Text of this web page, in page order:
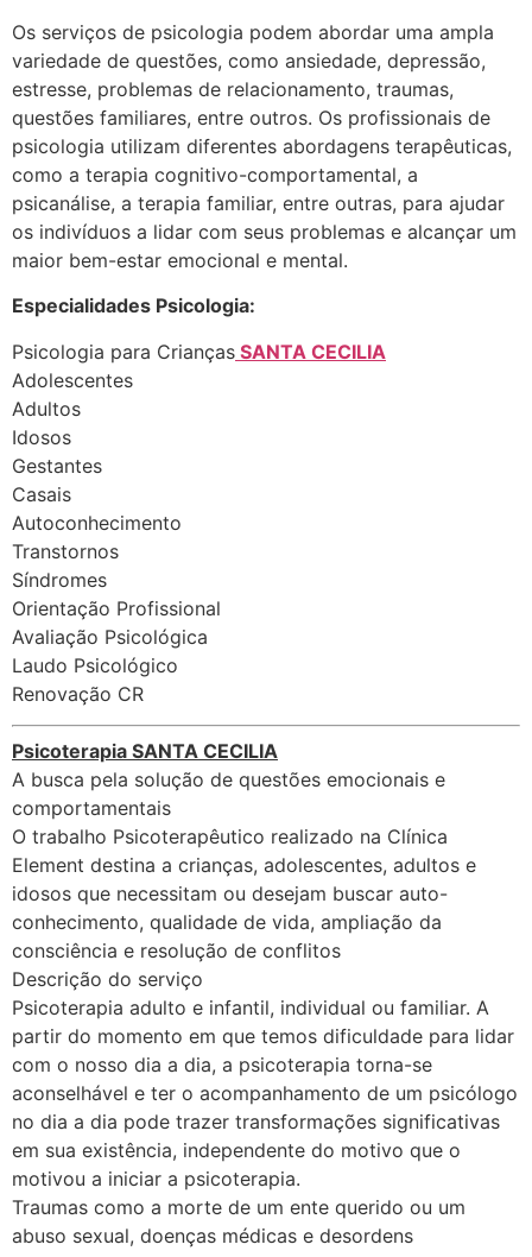
Os serviços de psicologia podem abordar uma ampla
variedade de questões, como ansiedade, depressão,
estresse, problemas de relacionamento, traumas,
questões familiares, entre outros. Os profissionais de
psicologia utilizam diferentes abordagens terapêuticas,
como a terapia cognitivo-comportamental, a
psicanálise, a terapia familiar, entre outras, para ajudar
os indivíduos a lidar com seus problemas e alcançar um
maior bem-estar emocional e mental.
Especialidades Psicologia:
Psicologia para Crianças SANTA CECILIA
Adolescentes
Adultos
Idosos
Gestantes
Casais
Autoconhecimento
Transtornos
Síndromes
Orientação Profissional
Avaliação Psicológica
Laudo Psicológico
Renovação CR
Psicoterapia SANTA CECILIA
A busca pela solução de questões emocionais e
comportamentais
O trabalho Psicoterapêutico realizado na Clínica
Element destina a crianças, adolescentes, adultos e
idosos que necessitam ou desejam buscar auto-
conhecimento, qualidade de vida, ampliação da
consciência e resolução de conflitos
Descrição do serviço
Psicoterapia adulto e infantil, individual ou familiar. A
partir do momento em que temos dificuldade para lidar
com o nosso dia a dia, a psicoterapia torna-se
aconselhável e ter o acompanhamento de um psicólogo
no dia a dia pode trazer transformações significativas
em sua existência, independente do motivo que o
motivou a iniciar a psicoterapia.
Traumas como a morte de um ente querido ou um
abuso sexual, doenças médicas e desordens